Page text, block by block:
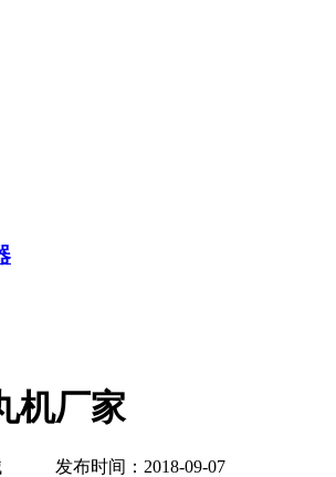
机厂家
发布时间：2018-09-07